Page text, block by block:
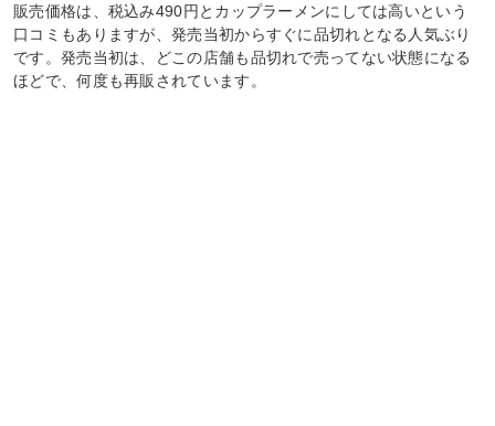
販売価格は、税込み490円とカップラーメンにしては高いという
口コミもありますが、発売当初からすぐに品切れとなる人気ぶり
です。発売当初は、どこの店舗も品切れで売ってない状態になる
ほどで、何度も再販されています。